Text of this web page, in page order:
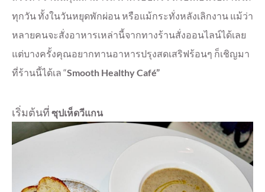
ทุกวัน ทั้งในวันหยุดพักผ่อน หรือแม้กระทั่งหลังเลิกงาน แม้ว่า
หลายคนจะสั่งอาหารเหล่านี้จากทางร้านสั่งออนไลน์ได้เลย
แต่บางครั้งคุณอยากทานอาหารปรุงสดเสริฟร้อนๆ ก็เชิญมา
ที่ร้านนี้ได้เล “Smooth Healthy Café”
เริ่มต้นที่ ซุปเห็ดวีแกน